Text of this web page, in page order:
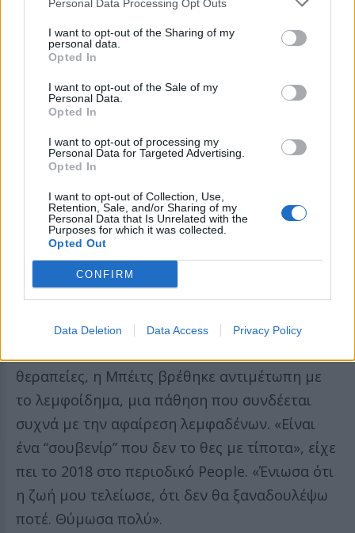
Personal Data Processing Opt Outs
I want to opt-out of the Sharing of my
personal data.
Opted In
I want to opt-out of the Sale of my
Personal Data.
Opted In
I want to opt-out of processing my
Personal Data for Targeted Advertising.
Opted In
I want to opt-out of Collection, Use,
Retention, Sale, and/or Sharing of my
Personal Data that Is Unrelated with the
Purposes for which it was collected.
Opted Out
CONFIRM
Data Deletion Data Access Privacy Policy
9 κιλά και να τα κρατήσω μακριά».
Η Μπέιτς έχει ήδη δύο Emmy και 15 συνολικά
Α’ Γυναικείου Ρόλου σε Δραματική Σειρά για τη
συμμετοχή της στο «Matlock» αλλά έχασε από
την 40χρονη Αμερικανίδα Μπριτ Λόουερ που
κέρδισε το πρώτο της βραβείο, κερδίζοντας
αυτό του Α΄ Γυναικείου Ρόλου σε δράμα για τον
αινιγματικό της ρόλο στο «Severance».
Η πρώτη της μεγάλη δοκιμασία ήρθε το 2003,
όταν διαγνώστηκε με καρκίνο των ωοθηκών.
Το 2012 διαγνώστηκε με καρκίνο του μαστού
και, λόγω οικογενειακού ιστορικού,
θεραπείες, η Μπέιτς βρέθηκε αντιμέτωπη με
το λεμφοίδημα, μια πάθηση που συνδέεται
συχνά με την αφαίρεση λεμφαδένων. «Είναι
ένα “σουβενίρ” που δεν το θες με τίποτα», είχε
πει το 2018 στο περιοδικό People. «Ένιωσα ότι
η ζωή μου τελείωσε, ότι δεν θα ξαναδουλέψω
ποτέ. Θύμωσα πολύ».